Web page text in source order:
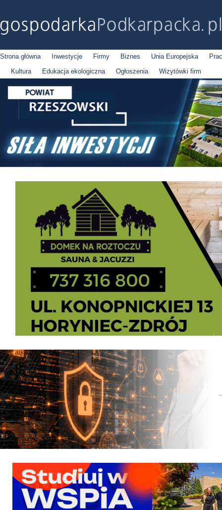
Strona główna Inwestycje Firmy Biznes Unia Europejska
Kultura
Edukacja ekologiczna Ogłoszenia Wizytówki firm